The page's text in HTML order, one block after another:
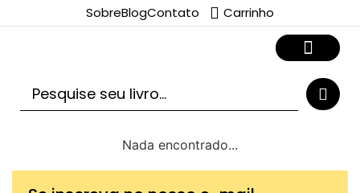
SobreBlogContato Carrinho
Nada encontrado...